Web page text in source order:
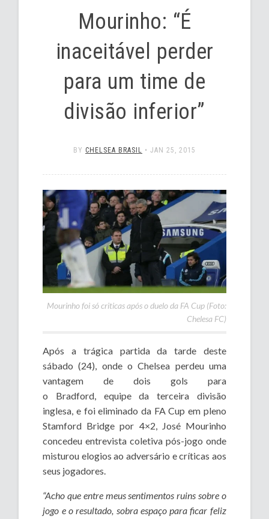
Mourinho: “É
inaceitável perder
para um time de
divisão inferior”
BY CHELSEA BRASIL • JAN 25, 2015
Mourinho foi só criticas após o duelo da FA Cup (Foto:
Chelesa FC)
Após a trágica partida da tarde deste
sábado (24), onde o Chelsea perdeu uma
vantagem de dois gols para
o Bradford, equipe da terceira divisão
inglesa, e foi eliminado da FA Cup em pleno
Stamford Bridge por 4×2, José Mourinho
concedeu entrevista coletiva pós-jogo onde
misturou elogios ao adversário e críticas aos
seus jogadores.
“Acho que entre meus sentimentos ruins sobre o
jogo e o resultado, sobra espaço para ficar feliz